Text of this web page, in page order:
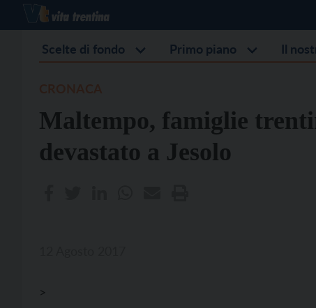
Scelte di fondo Primo piano Il
Maltempo, famiglie
devastato a Jesolo
>